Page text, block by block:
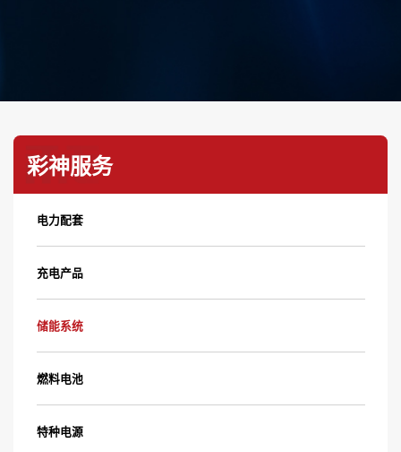
彩神服务
电力配套
充电产品
储能系统
燃料电池
特种电源